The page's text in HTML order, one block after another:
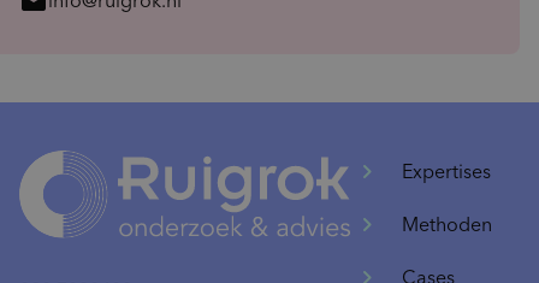
Expertises
Methoden
Cases